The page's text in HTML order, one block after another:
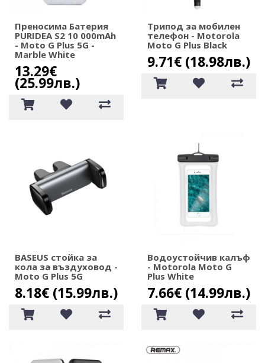
Преносима Батерия
PURIDEA S2 10 000mAh
- Moto G Plus 5G -
Marble White
13.29€
(25.99лв.)
Трипод за мобилен
телефон - Motorola
Moto G Plus Black
9.71€ (18.98лв.)
BASEUS стойка за
кола за въздуховод -
Moto G Plus 5G
8.18€ (15.99лв.)
Водоустойчив калъф
- Motorola Moto G
Plus White
7.66€ (14.99лв.)